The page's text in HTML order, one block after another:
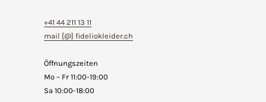
+41 44 211 13 11
mail [@] fideliokleider.ch
Öffnungszeiten
Mo – Fr 11:00-19:00
Sa 10:00-18:00